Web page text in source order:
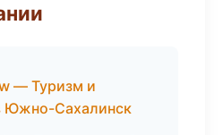
— Туризм и
Южно-Сахалинск